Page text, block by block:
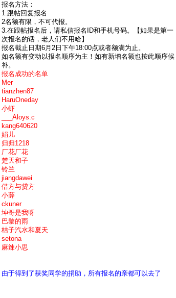
报名方法：
1.跟帖回复报名
2名额有限，不可代报。
3.在跟帖报名后，请私信报名ID和手机号码。【如果是第一
次报名的话，老人们不用哈】
报名截止日期6月2日下午18:00点或者额满为止。
如名额有变动以报名顺序为主！如有新增名额也按此顺序候
补。
报名成功的名单
Mer
tianzhen87
HaruOneday
小虾
___Aloys.c
kang640620
娟儿
归归1218
厂花厂花
楚天和子
铃兰
jiangdawei
借方与贷方
小薛
ckuner
坤哥是我呀
巴黎的雨
桔子汽水和夏天
setona
麻辣小思
由于得到了获奖同学的捐助，所有报名的亲都可以去了